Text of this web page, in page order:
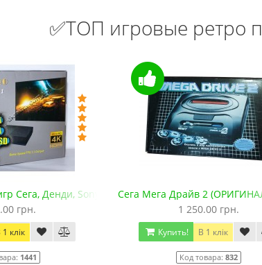
✅ТОП игровые ретро
Сега, Денди, Sony PS1, SNES, GBA. +microSD)
грн.
1 клік
1441
Сега Мега Драйв 2
1 250.00 грн.
Купить! В 1 клік
Код товара: 832